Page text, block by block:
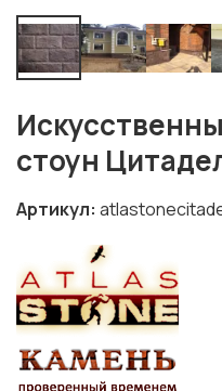
стоун
Артикул